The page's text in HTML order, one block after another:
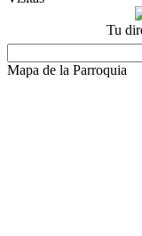
Tu
Mapa de la Parroquia